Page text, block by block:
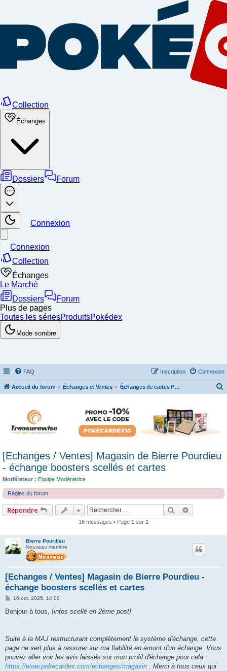
FAQ Connexion
Inscription
Accueil du forum Échanges et Ventes Échanges de cartes Pokémon & TCGO
r
[Echanges / Ventes] Magasin de Bierre Pourdieu
- échange boosters scellés et cartes
Modérateur : Equipe Modératrice
Règles du forum
Répondre Rechercher
16 messages • Page 1 sur 1
Bierre Pourdieu
Nouveau membre
[Echanges / Ventes] Magasin de Bierre Pourdieu -
échange boosters scellés et cartes
M
s
16 oct. 2025, 14:00
Bonjour à tous, [infos scellé en 2ème post]
Suite à la MAJ restructurant complètement le système d'échange, cette
page ne sert plus à rassurer sur ma fiabilité en amont d'un échange. Vous
pouvez aller voir les avis laissés sur mon profil d'échange pour cela :
https://www.pokecardex.com/echanges/magasin . Merci à tous ceux qui